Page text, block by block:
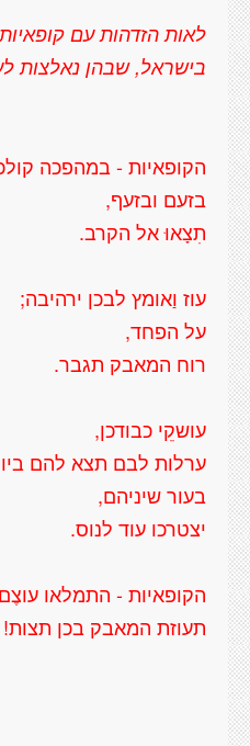
לאות הזדהות עם
בישראל, שבהן נאלצות
הקופאיות - במהפכה
בזעם ובזעף,
תִצָאוּ אל הקרב.
עוז וַאומץ לבכן ירהיבה;
על הפחד,
רוח המאבק תגבר.
עושקֵי כבודכן,
ערלות לבם תצא להם
בעור שיניהם,
יצטרכו עוד לנוס.
הקופאיות - התמלאו
תעוזת המאבק בכן תצות!